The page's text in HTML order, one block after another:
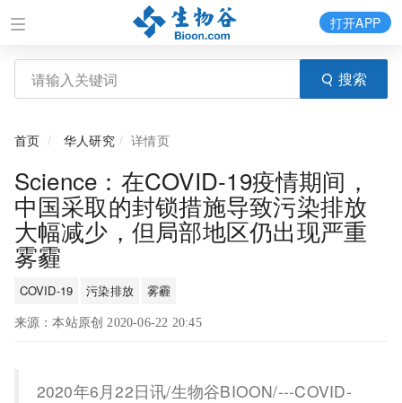
搜索
打开APP
首页 华人研究 详情页
Science：在COVID-19疫情期间，
中国采取的封锁措施导致污染排放
大幅减少，但局部地区仍出现严重
雾霾
COVID-19 污染排放 雾霾
来源：本站原创 2020-06-22 20:45
2020年6月22日讯/生物谷BIOON/---COVID-